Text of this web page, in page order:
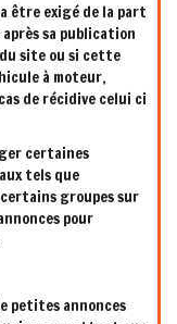
être exigé de la part
sa publication
site ou si cette
à moteur,
de récidive celui ci
certaines
tels que
groupes sur
pour
petites annonces